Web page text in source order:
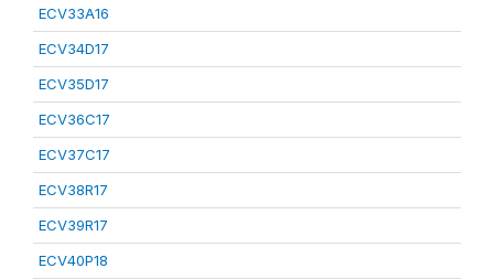
ECV33A16
ECV34D17
ECV35D17
ECV36C17
ECV37C17
ECV38R17
ECV39R17
ECV40P18